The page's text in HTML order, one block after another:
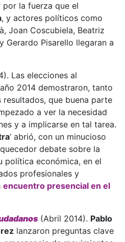
por la fuerza que el
, y actores políticos como
Joan Coscubiela, Beatriz
Gerardo Pisarello llegaran a
Las elecciones al
2014 demostraron, tanto
que buena parte
a ver la necesidad
y a implicarse en tal tarea.
’ abrió, con un minucioso
debate sobre la
política económica, en el
profesionales y
encuentro presencial en el
(Abril 2014). Pablo
lanzaron preguntas clave